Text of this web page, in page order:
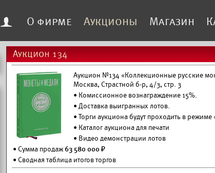
f О фирме Аукционы Магазин
Аукцион 134
Аукцион №134 «Коллекционные русские
Москва, Страстной б-р, 4/3, стр. 3
• Комиссионное вознаграждение 15%.
• Доставка выигранных лотов.
• Торги аукциона будут проходить в
• Каталог аукциона для печати
• Видео демонстрации лотов
• Сумма продаж63 580 000 ₽
• Сводная таблица итогов торгов